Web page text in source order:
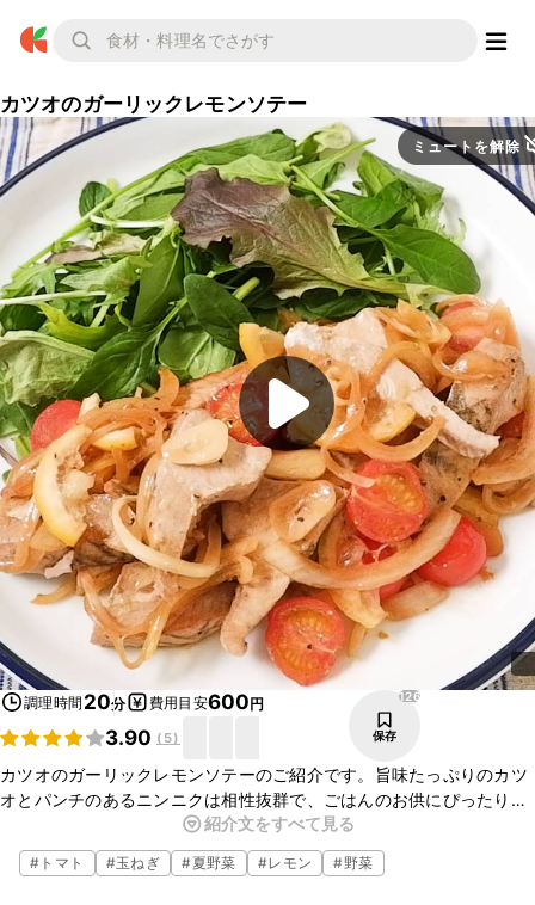
カツオのガーリックレモンソテー
ミュートを解除
調理時間 20分 費用目安600円
3.90 ( 5)
126
保存
カツオのガーリックレモンソテーのご紹介です。旨味たっぷりのカツ
オとパンチのあるニンニクは相性抜群で、ごはんのお供にぴったりな
一品です。香りのよいレモンの酸味もアクセントになっていますよ。
今夜のおかずにいかがでしょうか。ぜひ、作ってみてくださいね。
紹介文をすべて見る
# トマト #玉ねぎ #夏野菜 #レモン #野菜